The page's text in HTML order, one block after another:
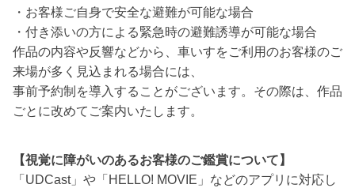
・お客様ご自身で安全な避難が可能な場合
・付き添いの方による緊急時の避難誘導が可能な場合
作品の内容や反響などから、車いすをご利用のお客様のご
来場が多く見込まれる場合には、
事前予約制を導入することがございます。その際は、作品
ごとに改めてご案内いたします。
【視覚に障がいのあるお客様のご鑑賞について】
「UDCast」や「HELLO! MOVIE」などのアプリに対応し